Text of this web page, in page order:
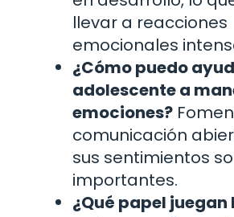
llevar a reacciones
emocionales
¿Cómo puedo
adolescente a
emociones?
comunicación
sus sentimientos
importantes.
¿Qué papel